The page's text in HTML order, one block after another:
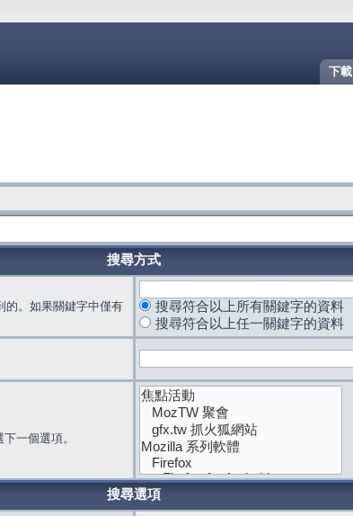
下載
搜尋方式
的。如果關鍵字中僅有
搜尋符合以上所有關鍵字的資料
搜尋符合以上任一關鍵字的資料
一個選項。
搜尋選項